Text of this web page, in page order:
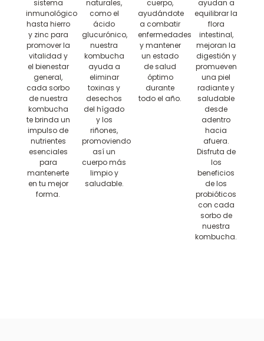
sistema
inmunológico
hasta hierro
y zinc para
promover la
vitalidad y
el bienestar
general,
cada sorbo
de nuestra
kombucha
te brinda un
impulso de
nutrientes
esenciales
para
mantenerte
en tu mejor
forma.
naturales,
como el
ácido
glucurónico,
nuestra
kombucha
ayuda a
eliminar
toxinas y
desechos
del hígado
y los
riñones,
promoviendo
así un
cuerpo más
limpio y
saludable.
cuerpo,
ayudándote
a combatir
enfermedades
y mantener
un estado
de salud
óptimo
durante
todo el año.
ayudan a
equilibrar la
flora
intestinal,
mejoran la
digestión y
promueven
una piel
radiante y
saludable
desde
adentro
hacia
afuera.
Disfruta de
los
beneficios
de los
probióticos
con cada
sorbo de
nuestra
kombucha.